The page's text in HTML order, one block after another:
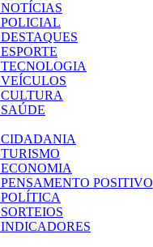
NOTÍCIAS
POLICIAL
DESTAQUES
ESPORTE
TECNOLOGIA
VEÍCULOS
CULTURA
SAÚDE
CIDADANIA
TURISMO
ECONOMIA
PENSAMENTO POSITIVO
POLÍTICA
SORTEIOS
INDICADORES